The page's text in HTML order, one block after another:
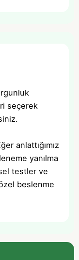
seçerek
anlattığımız
yanılma
testler ve
beslenme